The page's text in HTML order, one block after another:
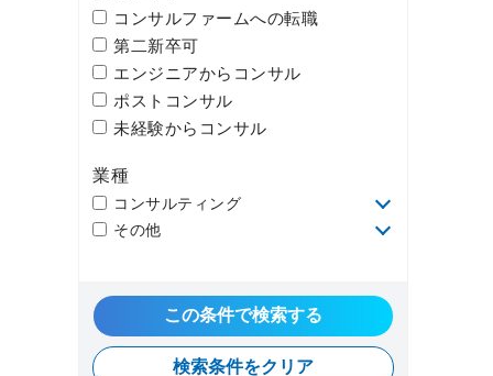
コンサルファームへの転職
第二新卒可
エンジニアからコンサル
ポストコンサル
未経験からコンサル
業種
コンサルティング
その他
検索条件をクリア